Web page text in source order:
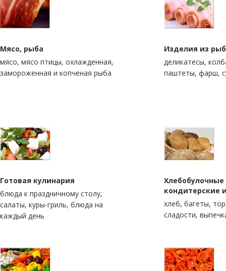
Мясо, рыба
мясо, мясо птицы, охлажденная,
замороженная и копченая рыба
Изделия из
деликатесы,
паштеты, фарш,
Готовая кулинария
блюда к праздничному столу,
салаты, куры-гриль, блюда на
каждый день
Хлебобулочные
кондитерские
xлеб, багеты,
сладости,